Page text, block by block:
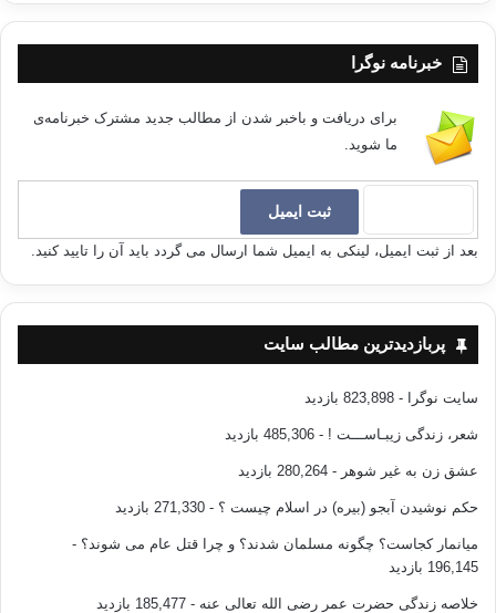
خبرنامه نوگرا
برای دریافت و باخبر شدن از مطالب جدید مشترک خبرنامه‌ی
ما شوید.
بعد از ثبت ایمیل، لینکی به ایمیل شما ارسال می گردد باید آن را تایید کنید.
پربازدیدترین مطالب سایت
سایت نوگرا - 823,898 بازدید
شعر، زندگی زیبـاســـت ! - 485,306 بازدید
عشق زن به غیر شوهر - 280,264 بازدید
حکم نوشیدن آبجو (بیره) در اسلام چیست ؟ - 271,330 بازدید
میانمار کجاست؟ چگونه مسلمان شدند؟ و چرا قتل عام می شوند؟ -
196,145 بازدید
خلاصه زندگی حضرت عمر رضی الله تعالی عنه - 185,477 بازدید